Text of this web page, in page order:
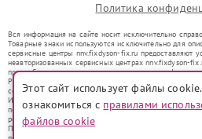
Политика
Вся информация на сайте носит исключительно
Товарные знаки используются исключительно для
сервисные центры nnv.fixdyson-fix.ru предоставляют
неавторизованных сервисных центрах nnv.fixdyson-
правообладателями товарных знаков или их
Ремонт осуществляется для устройств, уже
со статьей 1487 ГК РФ.
Использование товарных знаков не преследует цели
потребителей в заблуждение, а служит для
ремонту техники указанных брендов.
Представленная на сайте информация не является
Этот сайт использует файлы
ознакомиться с правилами
файлов cookie